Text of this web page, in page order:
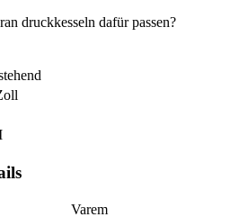
druckkesseln dafür passen?
Varem